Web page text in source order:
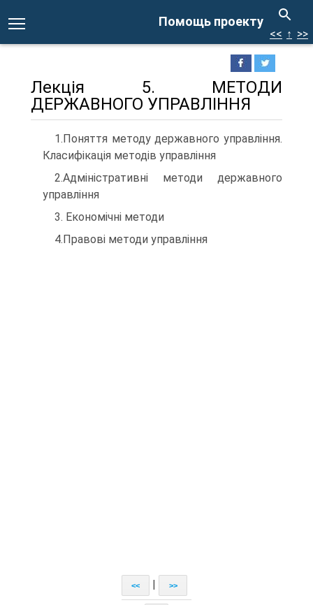
Помощь проекту
<< ↑ >>
Лекція 5. МЕТОДИ
ДЕРЖАВНОГО УПРАВЛІННЯ
1.Поняття методу державного управління.
Класифікація методів управління
2.Адміністративні методи державного
управління
3. Економічні методи
4.Правові методи управління
<< >>